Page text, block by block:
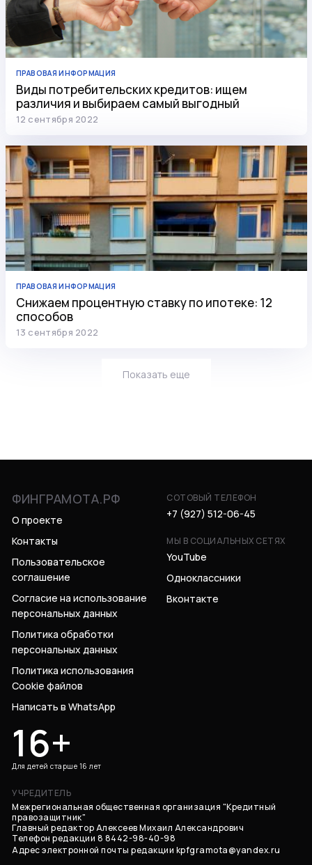
ПРАВОВАЯ ИНФОРМАЦИЯ
Виды потребительских кредитов: ищем
различия и выбираем самый выгодный
12 сентября 2022
ПРАВОВАЯ ИНФОРМАЦИЯ
Снижаем процентную ставку по ипотеке: 12
способов
13 сентября 2022
Показать еще
ФИНГРАМОТА.РФ
О проекте
Контакты
Пользовательское
соглашение
Согласие на использование
персональных данных
Политика обработки
персональных данных
Политика использования
Cookie файлов
Написать в WhatsApp
16+
Для детей старше 16 лет
СОТОВЫЙ ТЕЛЕФОН
+7 (927) 512-06-45
МЫ В СОЦИАЛЬНЫХ СЕТЯХ
YouTube
Одноклассники
Вконтакте
УЧРЕДИТЕЛЬ
Межрегиональная общественная организация "Кредитный
правозащитник"
Главный редактор Алексеев Михаил Александрович
Телефон редакции 8 8442-98-40-98
Адрес электронной почты редакции kpfgramota@yandex.ru